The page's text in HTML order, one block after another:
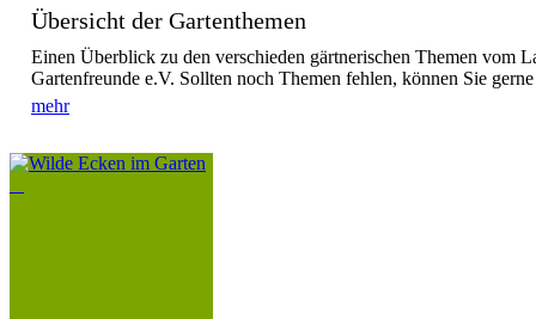
Übersicht der Gartenthemen
Einen Überblick zu den verschieden gärtnerischen Themen vom
Gartenfreunde e.V. Sollten noch Themen fehlen, können Sie
mehr